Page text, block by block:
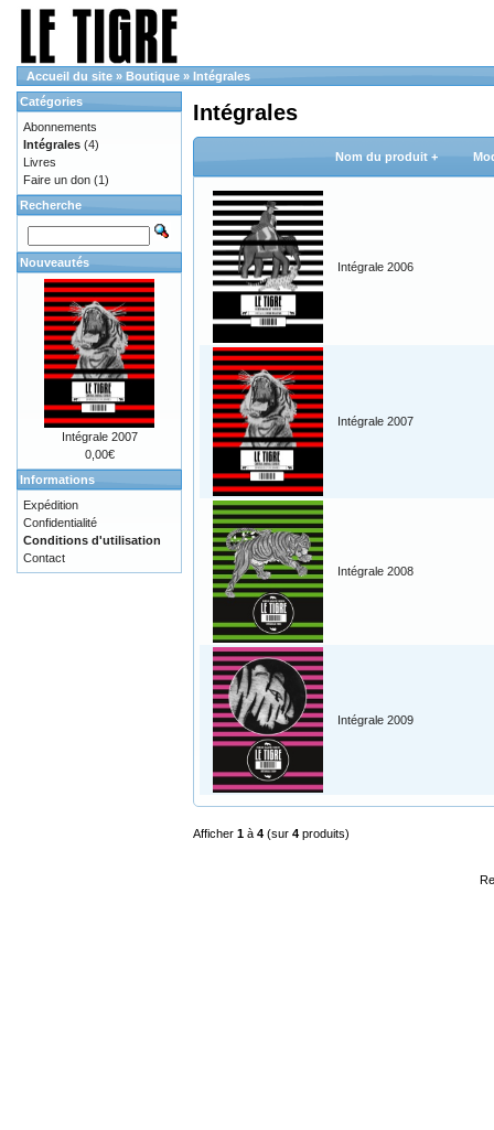
Accueil du site » Boutique » Intégrales
Intégrales
Nom du produit +
Intégrale 2006
Intégrale 2007
Intégrale 2008
Intégrale 2009
Afficher 1 à 4 (sur 4 produits)
Catégories
Abonnements
Intégrales (4)
Livres
Faire un don (1)
Recherche
Nouveautés
Intégrale 2007
0,00€
Informations
Expédition
Confidentialité
Conditions d'utilisation
Contact